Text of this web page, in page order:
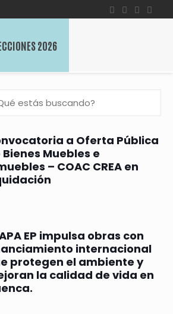
2026
a Oferta Pública
Bienes Muebles e
– COAC CREA en
EP impulsa obras con
internacional
protegen el ambiente y
la calidad de vida en